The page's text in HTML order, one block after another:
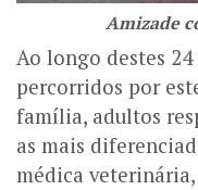
Amizade
Ao longo destes
percorridos por
família, adultos
as mais
médica